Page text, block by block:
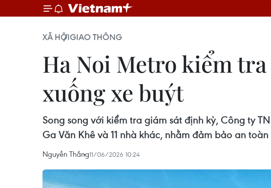
XÃ HỘIGIAO THÔNG
Ha Noi Metro kiểm tra
xuống xe buýt
Song song với kiểm tra giám sát định kỳ, Công ty
Ga Văn Khê và 11 nhà khác, nhằm đảm bảo an
Nguyễn Thắng11/06/2026 10:24